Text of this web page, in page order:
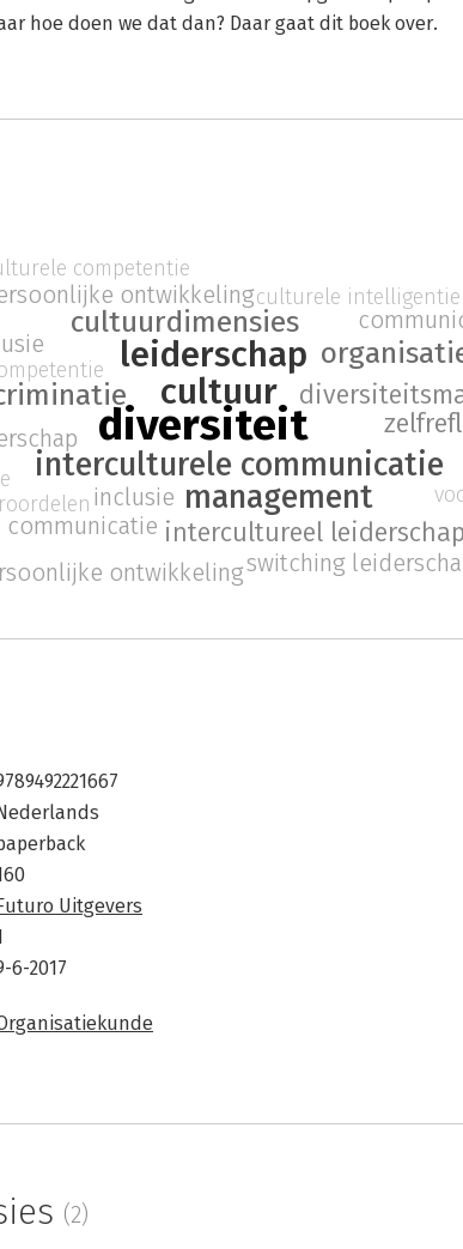
hoe doen we dat dan? Daar gaat dit boek over.
diversiteit
cultuur
leiderschap
interculturele communicatie
management
cultuurdimensies
intercultureel leiderschap
inclusie
communicatie
ontwikkelingculturele intelligentie
switching
ontwikkeling
competentie
Uitgevers
6-2017
(2)